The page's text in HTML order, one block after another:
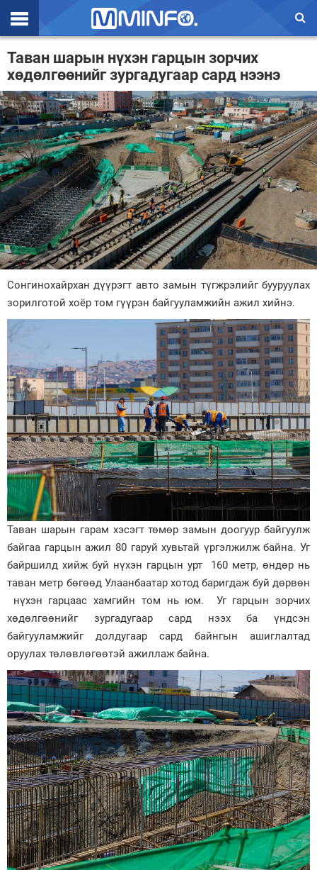
Эхлэл
Цаг агаар
Валют ханш
Улс төр
Эдийн засаг
Үзэл бодол
Спорт
Нийгэм
Дэлхий
Энтертайнмэнт
Зурхай
Таван шарын нүхэн гарцын зорчих
хөдөлгөөнийг зургадугаар сард нээнэ
Сонгинохайрхан дүүрэгт авто замын түгжрэлийг бууруулах
зорилготой хоёр том гүүрэн байгууламжийн ажил хийнэ.
Таван шарын гарам хэсэгт төмөр замын доогуур байгуулж
байгаа гарцын ажил 80 гаруй хувьтай үргэлжилж байна. Уг
байршилд хийж буй нүхэн гарцын урт 160 метр, өндөр нь
таван метр бөгөөд Улаанбаатар хотод баригдаж буй дөрвөн
нүхэн гарцаас хамгийн том нь юм. Уг гарцын зорчих
хөдөлгөөнийг зургадугаар сард нээх ба үндсэн
байгууламжийг долдугаар сард байнгын ашиглалтад
оруулах төлөвлөгөөтэй ажиллаж байна.